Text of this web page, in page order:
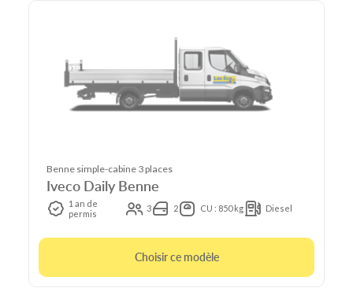
Benne simple-cabine 3 places
Iveco Daily Benne
1 an de
permis
3 2 CU : 850 kg Diesel
Choisir ce modèle